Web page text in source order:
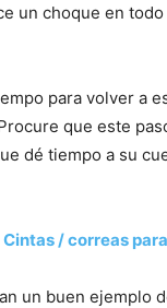
un choque en
para volver a
que este
dé tiempo a su
Cintas / correas
un buen ejemplo